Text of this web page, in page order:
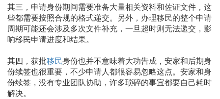
其三，申请身份期间需要准备大量相关资料和佐证文件，这
些都需要按照合规的格式递交。另外，办理移民的整个申请
周期可能还会涉及多次文件补充，一旦超时则无法递交，影
响移民申请进度和结果。
其四，获批移民身份也并不意味着大功告成，安家和后期身
份续签也很重要，不少申请人都很容易忽略这点。安家和身
份续签，没有专业团队协助，许多琐碎的事宜都要自己耗时
解决。